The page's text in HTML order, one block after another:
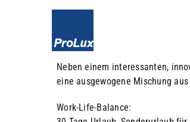
Neben einem interessanten,
eine ausgewogene Mischung
Work-Life-Balance: